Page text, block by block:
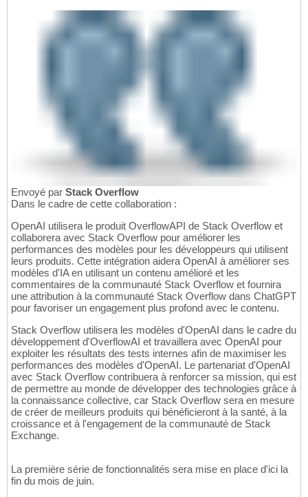
Envoyé par Stack Overflow
Dans le cadre de cette collaboration :
OpenAI utilisera le produit OverflowAPI de Stack Overflow et
collaborera avec Stack Overflow pour améliorer les
performances des modèles pour les développeurs qui utilisent
leurs produits. Cette intégration aidera OpenAI à améliorer ses
modèles d'IA en utilisant un contenu amélioré et les
commentaires de la communauté Stack Overflow et fournira
une attribution à la communauté Stack Overflow dans ChatGPT
pour favoriser un engagement plus profond avec le contenu.
Stack Overflow utilisera les modèles d'OpenAI dans le cadre du
développement d'OverflowAI et travaillera avec OpenAI pour
exploiter les résultats des tests internes afin de maximiser les
performances des modèles d'OpenAI. Le partenariat d'OpenAI
avec Stack Overflow contribuera à renforcer sa mission, qui est
de permettre au monde de développer des technologies grâce à
la connaissance collective, car Stack Overflow sera en mesure
de créer de meilleurs produits qui bénéficieront à la santé, à la
croissance et à l'engagement de la communauté de Stack
Exchange.
La première série de fonctionnalités sera mise en place d'ici la
fin du mois de juin.